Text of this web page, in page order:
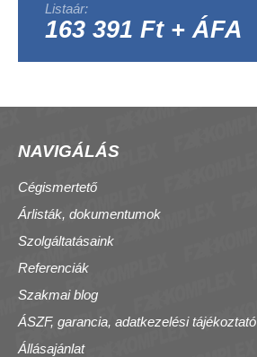
Listaár:
163 391 Ft + ÁFA
NAVIGÁLÁS
Cégismertető
Árlisták, dokumentumok
Szolgáltatásaink
Referenciák
Szakmai blog
ÁSZF, garancia, adatkezelési tájékoztató
Állásajánlat